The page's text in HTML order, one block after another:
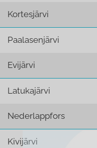
Kortesjärvi
Paalasenjärvi
Evijärvi
Latukajärvi
Nederlappfors
Kivijärvi